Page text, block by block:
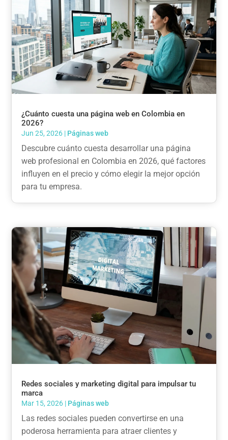
¿Cuánto cuesta una página web en Colombia en
2026?
Jun 25, 2026 | Páginas web
Descubre cuánto cuesta desarrollar una página
web profesional en Colombia en 2026, qué factores
influyen en el precio y cómo elegir la mejor opción
para tu empresa.
Redes sociales y marketing digital para impulsar tu
marca
Mar 15, 2026 | Páginas web
Las redes sociales pueden convertirse en una
poderosa herramienta para atraer clientes y